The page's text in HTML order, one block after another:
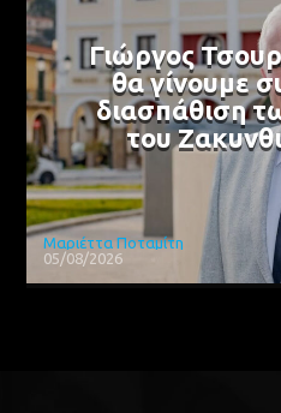
Γιώργος
θα γίνουμε
διασπάθιση
του
Μαριέττα Ποταμίτη
05/08/2026